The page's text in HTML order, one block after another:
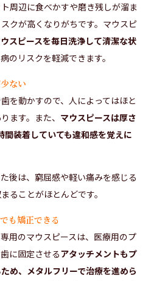
周辺に食べかすや磨き残しが溜ま
クが高くなりがちです。マウスピ
スピースを毎日洗浄して清潔な状
のリスクを軽減できます。
ない
を動かすので、人によってはほと
ます。また、 マウスピースは厚さ
装着していても違和感を覚えに
後は、窮屈感や軽い痛みを感じる
ることがほとんどです。
も矯正できる
用のマウスピースは、医療用のプ
に固定させるアタッチメントもプ
め、メタルフリーで治療を進めら